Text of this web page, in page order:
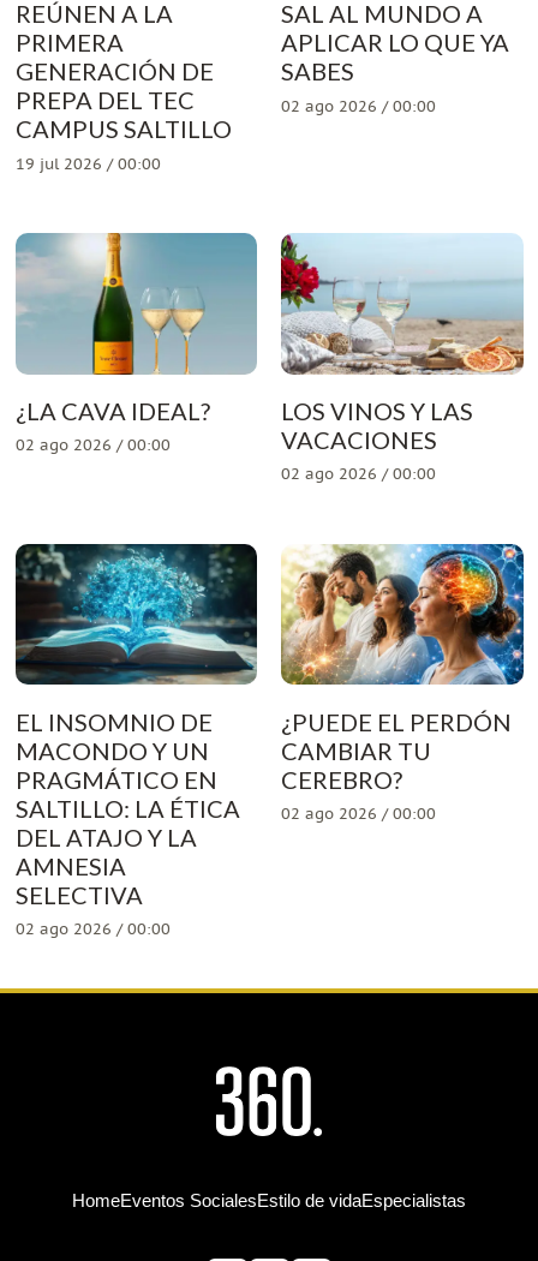
REÚNEN A LA
PRIMERA
GENERACIÓN DE
PREPA DEL TEC
CAMPUS SALTILLO
19 jul 2026 / 00:00
SAL AL MUNDO A
APLICAR LO QUE YA
SABES
02 ago 2026 / 00:00
¿LA CAVA IDEAL?
02 ago 2026 / 00:00
LOS VINOS Y LAS
VACACIONES
02 ago 2026 / 00:00
EL INSOMNIO DE
MACONDO Y UN
PRAGMÁTICO EN
SALTILLO: LA ÉTICA
DEL ATAJO Y LA
AMNESIA
SELECTIVA
02 ago 2026 / 00:00
¿PUEDE EL PERDÓN
CAMBIAR TU
CEREBRO?
02 ago 2026 / 00:00
HomeEventos SocialesEstilo de vidaEspecialistas